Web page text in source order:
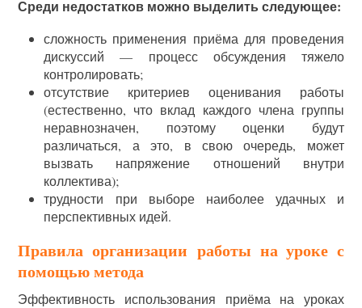
Среди недостатков можно выделить следующее:
сложность применения приёма для проведения
дискуссий — процесс обсуждения тяжело
контролировать;
отсутствие критериев оценивания работы
(естественно, что вклад каждого члена группы
неравнозначен, поэтому оценки будут
различаться, а это, в свою очередь, может
вызвать напряжение отношений внутри
коллектива);
трудности при выборе наиболее удачных и
перспективных идей.
Правила организации работы на уроке с
помощью метода
Эффективность использования приёма на уроках